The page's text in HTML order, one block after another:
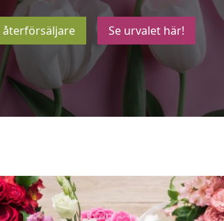
återförsäljare Se urvalet här!